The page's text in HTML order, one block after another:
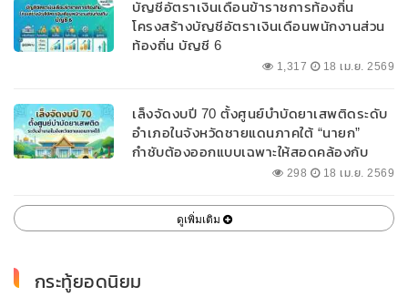
บัญชีอัตราเงินเดือนข้าราชการท้องถิ่น
โครงสร้างบัญชีอัตราเงินเดือนพนักงานส่วน
ท้องถิ่น บัญชี 6
1,317 18 เม.ย. 2569
เล็งจัดงบปี 70 ตั้งศูนย์บำบัดยาเสพติดระดับ
อำเภอในจังหวัดชายแดนภาคใต้ “นายก”
กำชับต้องออกแบบเฉพาะให้สอดคล้องกับ
298 18 เม.ย. 2569
ดูเพิ่มเติม
กระทู้ยอดนิยม